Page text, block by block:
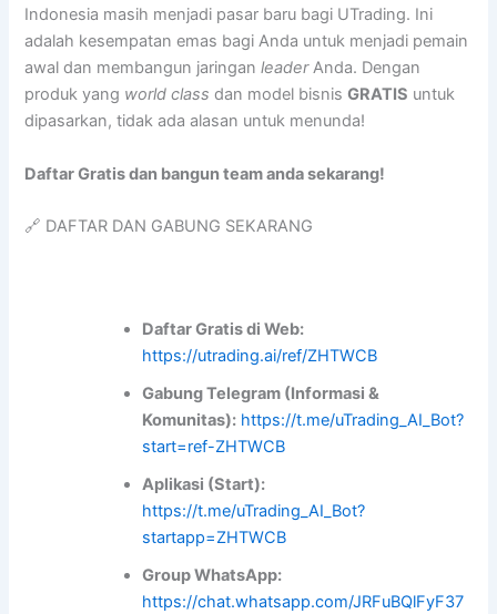
Indonesia masih menjadi pasar baru bagi UTrading. Ini
adalah kesempatan emas bagi Anda untuk menjadi pemain
awal dan membangun jaringanleaderAnda. Dengan
produk yang world class dan model bisnisGRATIS untuk
dipasarkan, tidak ada alasan untuk menunda!
Daftar Gratis dan bangun team anda sekarang!
🔗 DAFTAR DAN GABUNG SEKARANG
Daftar Gratis di Web:
https://utrading.ai/ref/ZHTWCB
Gabung Telegram (Informasi &
Komunitas): https://t.me/uTrading_AI_Bot?
start=ref-ZHTWCB
Aplikasi (Start):
https://t.me/uTrading_AI_Bot?
startapp=ZHTWCB
Group WhatsApp:
https://chat.whatsapp.com/JRFuBQlFyF37